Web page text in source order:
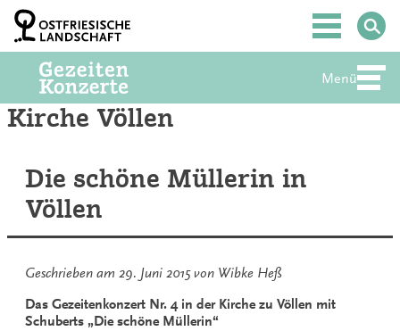
Zum
Inhalt
springen
Hauptmenü
Menü
Kirche Völlen
Die schöne Müllerin in
Völlen
Geschrieben am 29. Juni 2015von Wibke Heß
Das Gezeitenkonzert Nr. 4 in der Kirche zu Völlen mit
Schuberts „Die schöne Müllerin“